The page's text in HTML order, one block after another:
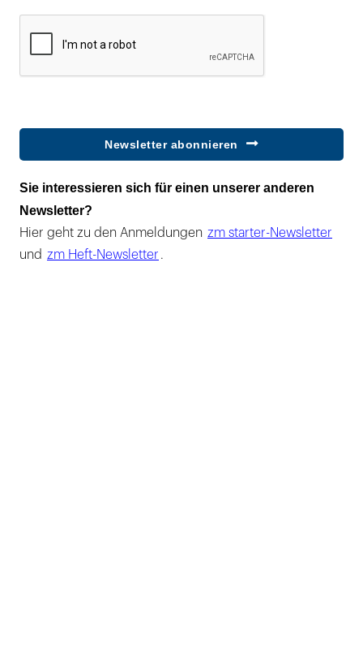
Newsletter abonnieren
Sie interessieren sich für einen unserer anderen
Newsletter?
Hier geht zu den Anmeldungen zm starter-Newsletter
und zm Heft-Newsletter .